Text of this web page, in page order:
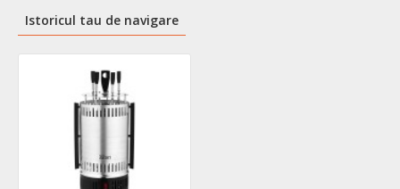
Istoricul tau de navigare